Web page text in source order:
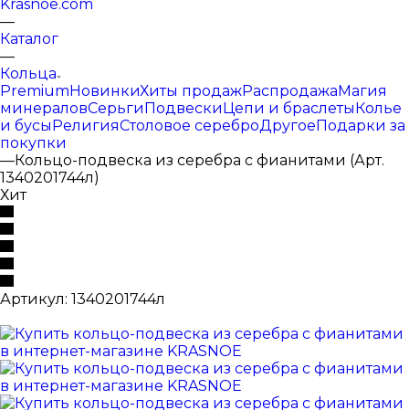
Krasnoe.com
—
Каталог
—
Кольца
PremiumНовинкиХиты продажРаспродажаМагия
минераловСерьгиПодвескиЦепи и браслетыКолье
и бусыРелигияСтоловое сереброДругоеПодарки за
покупки
—Кольцо-подвеска из серебра с фианитами (Арт.
1340201744л)
Хит
Артикул: 1340201744л